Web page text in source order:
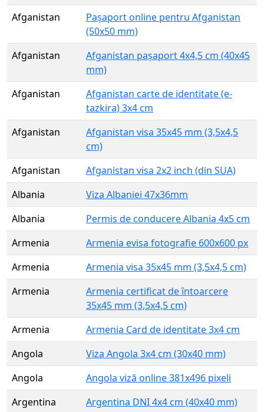
Afganistan
Pașaport online pentru Afganistan
(50x50 mm)
Afganistan
Afganistan pașaport 4x4,5 cm (40x45
mm)
Afganistan
Afganistan carte de identitate (e-
tazkira) 3x4 cm
Afganistan
Afganistan visa 35x45 mm (3,5x4,5
cm)
Afganistan
Afganistan visa 2x2 inch (din SUA)
Albania
Viza Albaniei 47x36mm
Albania
Permis de conducere Albania 4x5 cm
Armenia
Armenia evisa fotografie 600x600 px
Armenia
Armenia visa 35x45 mm (3,5x4,5 cm)
Armenia
Armenia certificat de întoarcere
35x45 mm (3,5x4,5 cm)
Armenia
Armenia Card de identitate 3x4 cm
Angola
Viza Angola 3x4 cm (30x40 mm)
Angola
Angola viză online 381x496 pixeli
Argentina
Argentina DNI 4x4 cm (40x40 mm)